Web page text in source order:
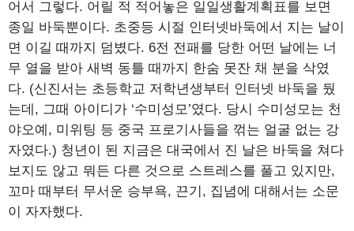
어서 그렇다. 어릴 적 적어놓은 일일생활계획표를 보면
종일 바둑뿐이다. 초중등 시절 인터넷바둑에서 지는 날이
면 이길 때까지 덤볐다. 6전 전패를 당한 어떤 날에는 너
무 열을 받아 새벽 동틀 때까지 한숨 못잔 채 분을 삭였
다. (신진서는 초등학교 저학년생부터 인터넷 바둑을 뒀
는데, 그때 아이디가 ‘수미성모’였다. 당시 수미성모는 천
야오예, 미위팅 등 중국 프로기사들을 꺾는 얼굴 없는 강
자였다.) 청년이 된 지금은 대국에서 진 날은 바둑을 쳐다
보지도 않고 뭐든 다른 것으로 스트레스를 풀고 있지만,
꼬마 때부터 무서운 승부욕, 끈기, 집념에 대해서는 소문
이 자자했다.